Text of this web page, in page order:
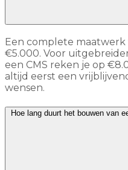
Een complete
€5.000. Voor
een CMS reken je op
altijd eerst een
wensen.
Hoe lang duurt het